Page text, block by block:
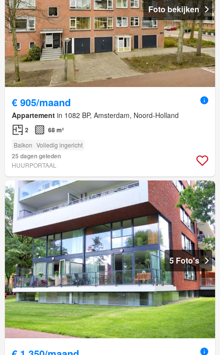
Foto bekijken
€ 905/maand
Appartement in 1082 BP, Amsterdam, Noord-Holland
2 68 m²
Balkon Volledig ingericht
25 dagen geleden
HUURPORTAAL
5 Foto's